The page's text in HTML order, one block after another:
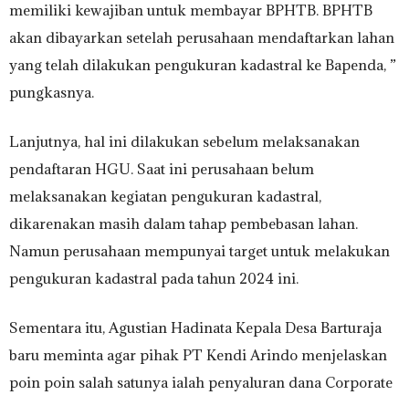
memiliki kewajiban untuk membayar BPHTB. BPHTB
akan dibayarkan setelah perusahaan mendaftarkan lahan
yang telah dilakukan pengukuran kadastral ke Bapenda, ”
pungkasnya.
Lanjutnya, hal ini dilakukan sebelum melaksanakan
pendaftaran HGU. Saat ini perusahaan belum
melaksanakan kegiatan pengukuran kadastral,
dikarenakan masih dalam tahap pembebasan lahan.
Namun perusahaan mempunyai target untuk melakukan
pengukuran kadastral pada tahun 2024 ini.
Sementara itu, Agustian Hadinata Kepala Desa Barturaja
baru meminta agar pihak PT Kendi Arindo menjelaskan
poin poin salah satunya ialah penyaluran dana Corporate